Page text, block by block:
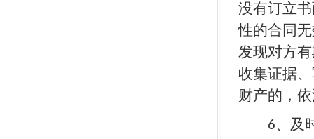
没有订立
性的合同
发现对方
收集证据
财产的，
6、及